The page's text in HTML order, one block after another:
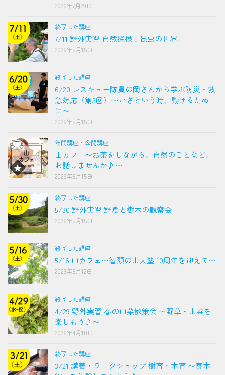
2026年7月29日
終了した講座
7/11 野外実習 自然探検！昆虫の世界
2026年5月15日
終了した講座
6/20 レスキュー隊員の岡さんから学ぶ防災・救
急対応（第3回）〜いざという時、動けるため
に〜
2026年5月15日
年間講座・公開講座
山カフェ〜お茶をしながら、自然のことなど、
お話しませんか♪〜
2026年5月15日
終了した講座
5/30 野外実習 野鳥と樹木の観察会
2026年5月15日
終了した講座
5/16 山カフェ〜智頭の山人塾 10周年を迎えて〜
2026年5月12日
終了した講座
4/29 野外実習 春の山菜散策会 〜野草・山菜を
楽しもう♪〜
2026年4月10日
終了した講座
3/21 講義・ワークショップ 樹育・木育 〜寄木